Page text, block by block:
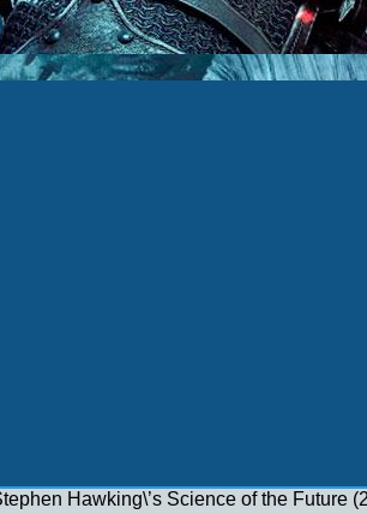
Hawking\’s Science of the Future